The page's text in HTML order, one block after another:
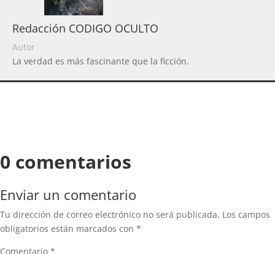
Redacción CODIGO OCULTO
Autor
La verdad es más fascinante que la ficción.
0 comentarios
Enviar un comentario
Tu dirección de correo electrónico no será publicada. Los campos
obligatorios están marcados con *
Comentario *